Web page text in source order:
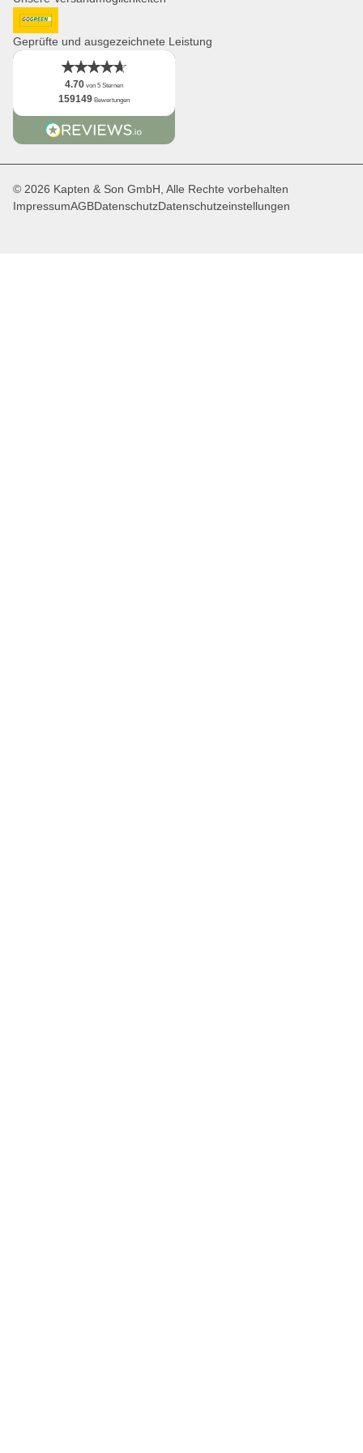
Newsletter
App
DHL GoGreen
Geprüfte und ausgezeichnete Leistung
4.70 von 5 Sternen
159149 Bewertungen
© 2026 Kapten & Son GmbH, Alle Rechte vorbehalten
ImpressumAGBDatenschutzDatenschutzeinstellungen